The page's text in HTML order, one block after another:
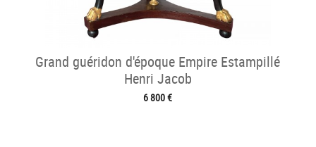
Grand guéridon d'époque Empire Estampillé
Henri Jacob
6 800 €